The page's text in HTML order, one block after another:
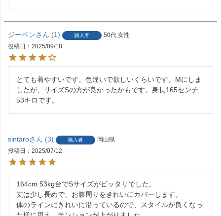
ジーベン 1 購入者 50代 女性
投稿日
2025/09/18
とても着やすいです。色違いで欲しいくらいです。Mにしま
したが、サイズSの方が良かったかもです。身長165センチ
sintaro 3 購入者
岡山県
投稿日
2025/07/12
164cm 53kg台でSサイズがピッタリでした。
丈は少し長めで、お腹周りをきれいにカバーします。
体のラインにきれいに沿っているので、スタイルが良くなっ